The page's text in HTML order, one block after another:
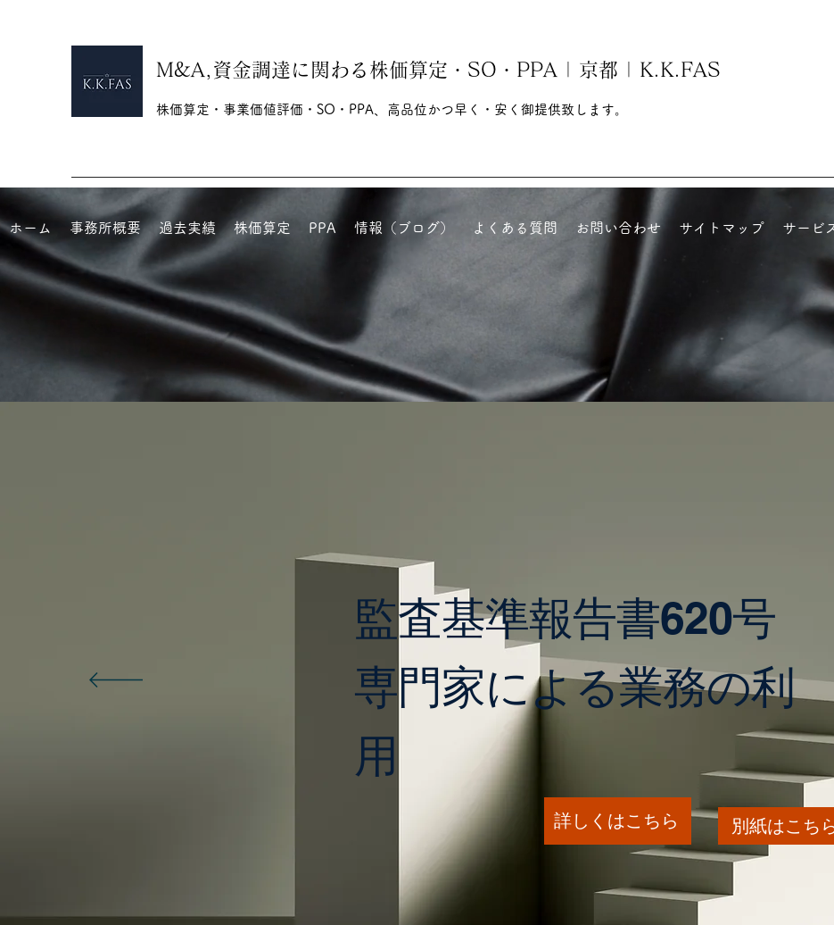
M&A,資金調達に関わる株価算定・SO・PPA | 京都 | K.K.FAS
株価算定・事業価値評価・SO・PPA、高品位かつ早く・安く御提供致します。
ホーム 事務所概要 過去実績 株価算定 PPA 情報（ブログ） よくある質問 お問い合わせ サイトマップ サービ
監査基準報告書620号
​専門家による業務の利
用
詳しくはこちら 別紙はこち